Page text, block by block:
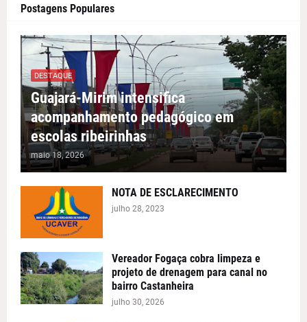
Postagens Populares
DESTAQUE
Guajará-Mirim intensifica
acompanhamento pedagógico em
escolas ribeirinhas
maio 18, 2026
NOTA DE ESCLARECIMENTO
julho 28, 2023
Vereador Fogaça cobra limpeza e
projeto de drenagem para canal no
bairro Castanheira
julho 30, 2026